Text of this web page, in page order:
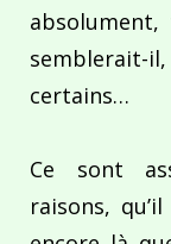
certains…
Ce sont
raisons,